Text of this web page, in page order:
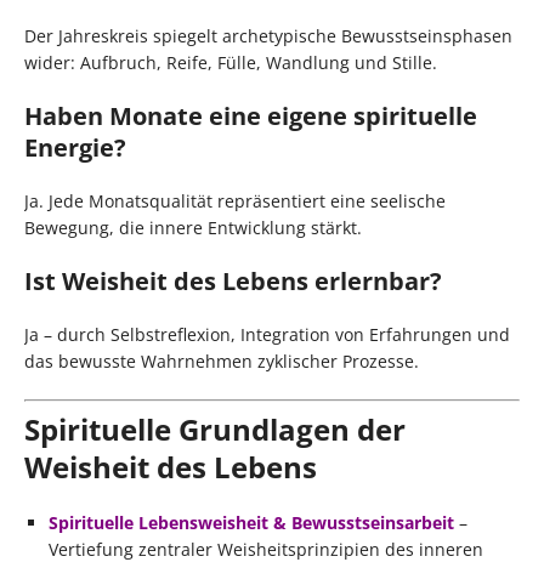
Der Jahreskreis spiegelt archetypische Bewusstseinsphasen
wider: Aufbruch, Reife, Fülle, Wandlung und Stille.
Haben Monate eine eigene spirituelle
Energie?
Ja. Jede Monatsqualität repräsentiert eine seelische
Bewegung, die innere Entwicklung stärkt.
Ist Weisheit des Lebens erlernbar?
Ja – durch Selbstreflexion, Integration von Erfahrungen und
das bewusste Wahrnehmen zyklischer Prozesse.
Spirituelle Grundlagen der
Weisheit des Lebens
Spirituelle Lebensweisheit & Bewusstseinsarbeit –
Vertiefung zentraler Weisheitsprinzipien des inneren